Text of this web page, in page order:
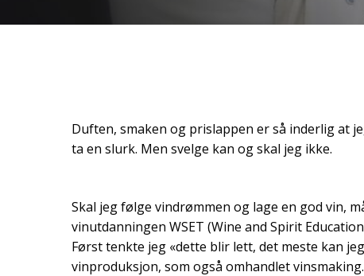
Hit enter to search or ESC to close
Duften, smaken og prislappen er så inderlig at
ta en slurk. Men svelge kan og skal jeg ikke.
Skal jeg følge vindrømmen og lage en god vin,
vinutdanningen WSET (Wine and Spirit
Først tenkte jeg «dette blir lett, det meste kan
vinproduksjon, som også omhandlet